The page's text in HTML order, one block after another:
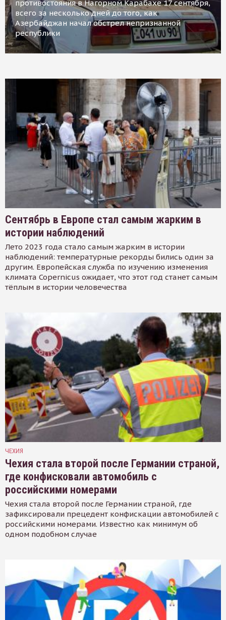
противостояния в Нагорном Карабахе 17 сентября,
всего за несколько дней до того, как
Азербайджан начал обстрел непризнанной
республики
Сентябрь в Европе стал самым жарким в
истории наблюдений
Лето 2023 года стало самым жарким в истории
наблюдений: температурные рекорды бились один за
другим. Европейская служба по изучению изменения
климата Copernicus ожидает, что этот год станет самым
тёплым в истории человечества
ЧЕХИЯ
Чехия стала второй после Германии страной,
где конфисковали автомобиль с
российскими номерами
Чехия стала второй после Германии страной, где
зафиксировали прецедент конфискации автомобилей с
российскими номерами. Известно как минимум об
одном подобном случае